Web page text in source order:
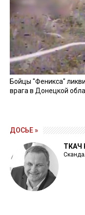
Бойцы "Феникса"
врага в Донецкой
ДОСЬЕ »
ТКАЧ